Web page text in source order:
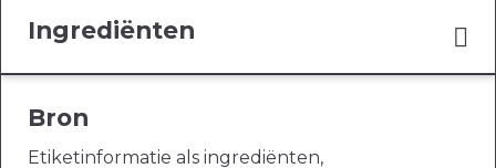
Ingrediënten
Bron
Etiketinformatie als ingrediënten,